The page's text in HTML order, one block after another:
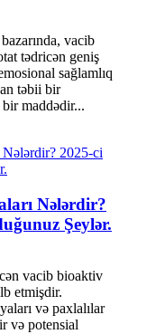
vacib
tədricən geniş
sağlamlıq
təbii bir
maddədir...
Nələrdir?
Şeylər.
vacib bioaktiv
etmişdir.
və paxlalılar
və potensial